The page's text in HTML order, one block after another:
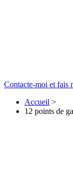
Contacte-moi et fais
Accueil >
12 points de